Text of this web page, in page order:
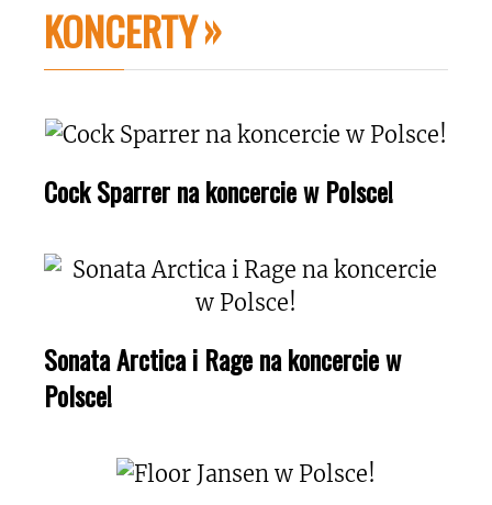
KONCERTY
Cock Sparrer na koncercie w Polsce!
Sonata Arctica i Rage na koncercie w
Polsce!